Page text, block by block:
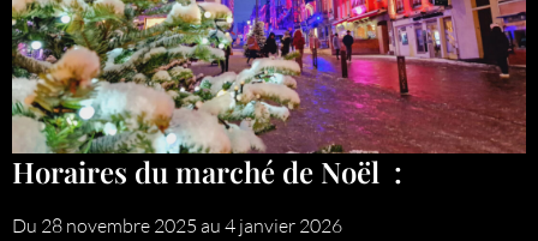
Horaires du marché de Noël :
Du 28 novembre 2025 au 4 janvier 2026